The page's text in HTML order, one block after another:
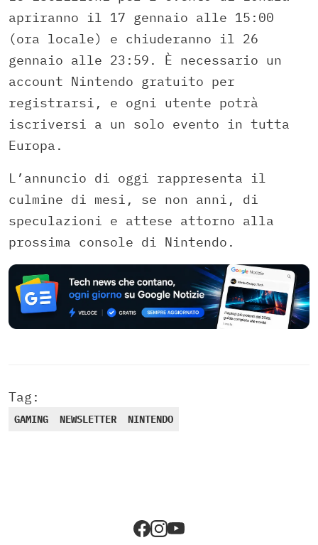
apriranno il 17 gennaio alle 15:00
(ora locale) e chiuderanno il 26
gennaio alle 23:59. È necessario un
account Nintendo gratuito per
registrarsi, e ogni utente potrà
iscriversi a un solo evento in tutta
Europa.
L’annuncio di oggi rappresenta il
culmine di mesi, se non anni, di
speculazioni e attese attorno alla
prossima console di Nintendo.
Tag:
GAMING NEWSLETTER NINTENDO